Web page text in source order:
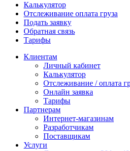
Калькулятор
Отслеживание оплата груза
Подать заявку
Обратная связь
Тарифы
Клиентам
Личный кабинет
Калькулятор
Отслеживание / оплата
Онлайн заявка
Тарифы
Партнерам
Интернет-магазинам
Разработчикам
Поставщикам
Услуги